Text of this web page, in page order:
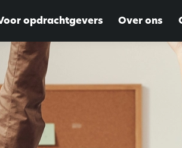
opdrachtgevers Over ons